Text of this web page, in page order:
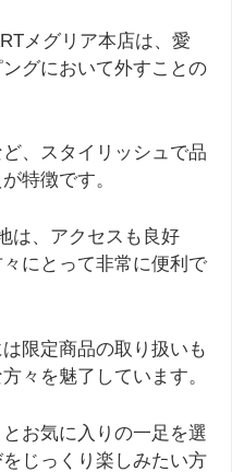
メグリア本店は、愛
グにおいて外すことの
、スタイリッシュで品
特徴です。
は、アクセスも良好
にとって非常に便利で
限定商品の取り扱いも
々を魅了しています。
お気に入りの一足を選
じっくり楽しみたい方